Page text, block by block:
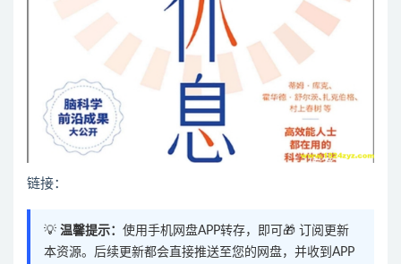
链接：
💡 温馨提示： 使用手机网盘APP转存，即可🎁 订阅更新
本资源。后续更新都会直接推送至您的网盘，并收到APP